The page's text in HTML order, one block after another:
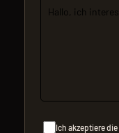
Ich akzeptiere die